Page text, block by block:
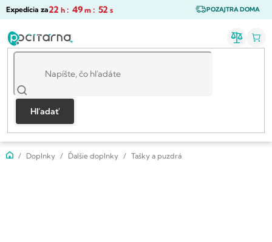
Prejsť
POZAJTRA DOMA
Expedícia za22 h : 49 m : 52 s
Hľadať
DomovDoplnky Ďalšie doplnky Tašky a puzdrá